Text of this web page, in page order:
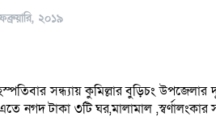
২০১৯
সন্ধ্যায় কুমিল্লার বুড়িচং উপজেলার
নগদ টাকা ৩টি ঘর,মালামাল ,স্বর্ণালংকার